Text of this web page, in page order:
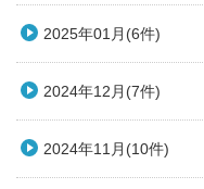
2025年01月(6件)
2024年12月(7件)
2024年11月(10件)